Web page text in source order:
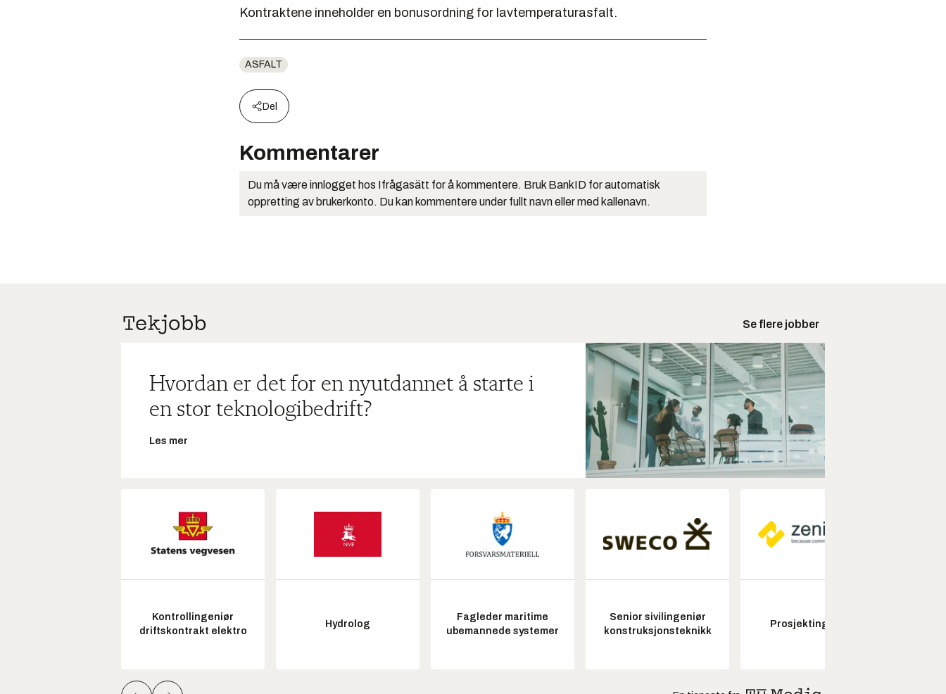
Kontraktene inneholder en bonusordning for lavtemperaturasfalt.
ASFALT
Del
Kommentarer
Du må være innlogget hos Ifrågasätt for å kommentere. Bruk BankID for automatisk
oppretting av brukerkonto. Du kan kommentere under fullt navn eller med kallenavn.
Se flere jobber
Hvordan er det for en nyutdannet å starte i
en stor teknologibedrift?
Les mer
Kontrollingeniør
driftskontrakt elektro
Hydrolog
Fagleder maritime
ubemannede systemer
Senior sivilingeniør
konstruksjonsteknikk
Prosjektingeniør